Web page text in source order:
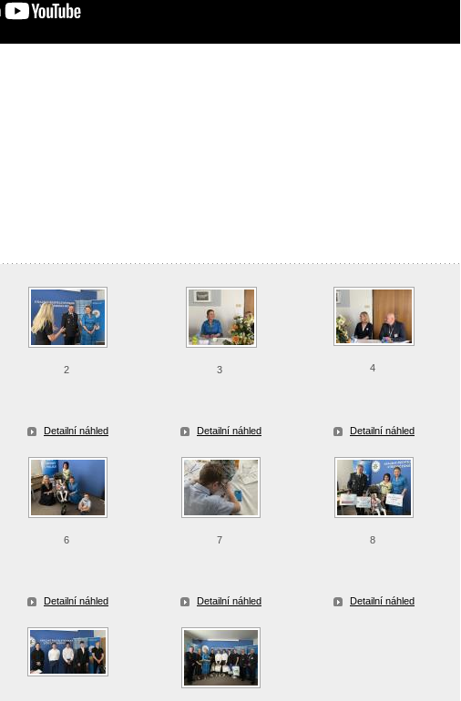
2
Detailní náhled
3
Detailní náhled
4
Detailní náhled
6
Detailní náhled
7
Detailní náhled
8
Detailní náhled